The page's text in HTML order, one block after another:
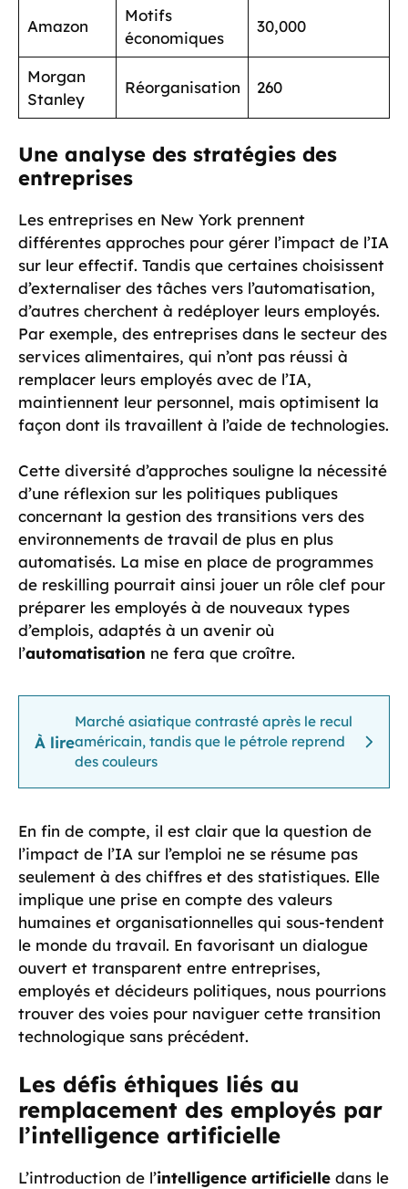
Amazon
Motifs
économiques
30,000
Morgan
Stanley
Réorganisation 260
Une analyse des stratégies des
entreprises
Les entreprises en New York prennent
différentes approches pour gérer l’impact de l’IA
sur leur effectif. Tandis que certaines choisissent
d’externaliser des tâches vers l’automatisation,
d’autres cherchent à redéployer leurs employés.
Par exemple, des entreprises dans le secteur des
services alimentaires, qui n’ont pas réussi à
remplacer leurs employés avec de l’IA,
maintiennent leur personnel, mais optimisent la
façon dont ils travaillent à l’aide de technologies.
Cette diversité d’approches souligne la nécessité
d’une réflexion sur les politiques publiques
concernant la gestion des transitions vers des
environnements de travail de plus en plus
automatisés. La mise en place de programmes
de reskilling pourrait ainsi jouer un rôle clef pour
préparer les employés à de nouveaux types
d’emplois, adaptés à un avenir où
l’automatisation ne fera que croître.
À lire
Marché asiatique contrasté après le recul
américain, tandis que le pétrole reprend
des couleurs
En fin de compte, il est clair que la question de
l’impact de l’IA sur l’emploi ne se résume pas
seulement à des chiffres et des statistiques. Elle
implique une prise en compte des valeurs
humaines et organisationnelles qui sous-tendent
le monde du travail. En favorisant un dialogue
ouvert et transparent entre entreprises,
employés et décideurs politiques, nous pourrions
trouver des voies pour naviguer cette transition
technologique sans précédent.
Les défis éthiques liés au
remplacement des employés par
l’intelligence artificielle
L’introduction de l’intelligence artificielle dans le